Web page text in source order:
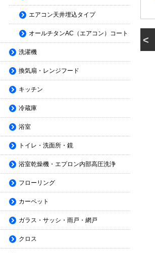
エアコン天井埋込タイプ
オールチタンAC（エアコン）コート
洗濯機
換気扇・レンジフード
キッチン
冷蔵庫
浴室
トイレ・洗面所・鏡
浴室乾燥機・エプロン内部高圧洗浄
フローリング
カーペット
ガラス・サッシ・雨戸・網戸
クロス